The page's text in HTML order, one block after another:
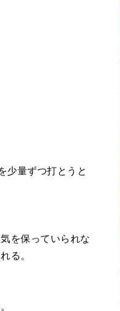
少量ずつ打とうと
を保っていられな
る。